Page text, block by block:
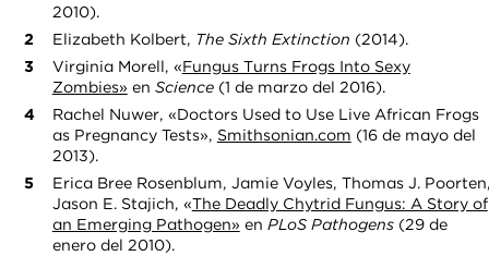
2010).
Elizabeth Kolbert, The Sixth Extinction (2014).
Virginia Morell, «Fungus Turns Frogs Into Sexy
Zombies» en Science(1 de marzo del 2016).
Rachel Nuwer, «Doctors Used to Use Live African Frogs
as Pregnancy Tests», Smithsonian.com (16 de mayo del
2013).
Erica Bree Rosenblum, Jamie Voyles, Thomas J.
Jason E. Stajich, «The Deadly Chytrid Fungus: A Story of
an Emerging Pathogen» en PLoS Pathogens(29 de
enero del 2010).